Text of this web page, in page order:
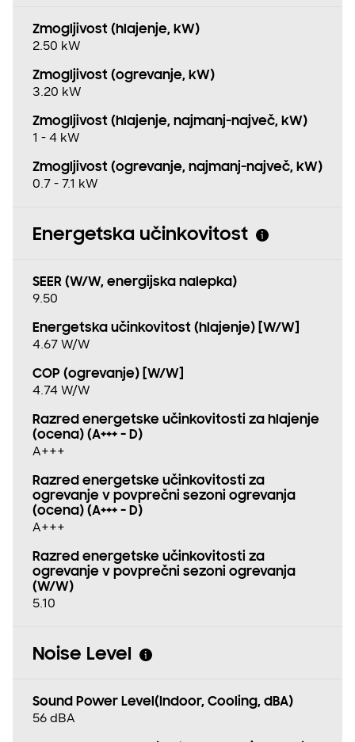
Zmogljivost (hlajenje, kW)
2.50 kW
Zmogljivost (ogrevanje, kW)
3.20 kW
Zmogljivost (hlajenje, najmanj−največ, kW)
1 - 4 kW
Zmogljivost (ogrevanje, najmanj−največ, kW)
0.7 - 7.1 kW
Energetska učinkovitost
SEER (W/W, energijska nalepka)
9.50
Energetska učinkovitost (hlajenje) [W/W]
4.67 W/W
COP (ogrevanje) [W/W]
4.74 W/W
Razred energetske učinkovitosti za hlajenje
(ocena) (A+++ - D)
A+++
Razred energetske učinkovitosti za
ogrevanje v povprečni sezoni ogrevanja
(ocena) (A+++ - D)
A+++
Razred energetske učinkovitosti za
ogrevanje v povprečni sezoni ogrevanja
(W/W)
5.10
Noise Level
Sound Power Level(Indoor, Cooling, dBA)
56 dBA